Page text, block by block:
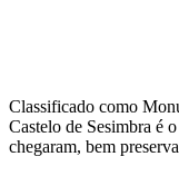
Classificado como
Castelo de Sesimbra é
chegaram, bem